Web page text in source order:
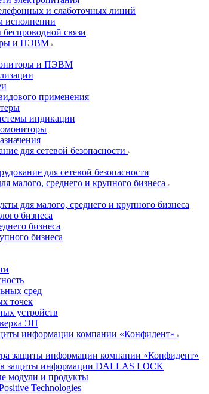
и слаботочных линий
связи
и ПЭВМ
и ПЭВМ
применения
индикации
для сетевой безопасности
для сетевой безопасности
малого, среднего и крупного бизнеса
для малого, среднего и крупного бизнеса
бизнеса
бизнеса
бизнеса
сред
точек
устройств
ЭП
информации компании «Конфидент»
защиты информации компании «Конфидент»
защиты информации DALLAS LOCK
модули и продукты
Technologies